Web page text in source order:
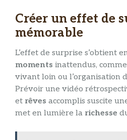
Créer un effet de
mémorable
L’effet de surprise s’obtient
moments inattendus,
vivant loin ou l’organisation
Prévoir une vidéo
et rêves accomplis suscite
met en lumière la richesse